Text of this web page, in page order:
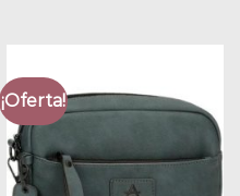
¡Oferta!